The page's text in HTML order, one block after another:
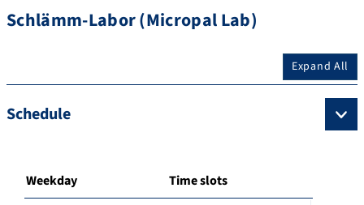
Schlämm-Labor (Micropal Lab)
Expand All
Schedule
Weekday Time slots